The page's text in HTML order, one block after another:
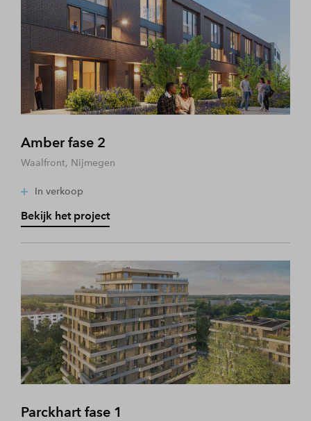
Amber fase 2
Waalfront, Nijmegen
In verkoop
Bekijk het project
Parckhart fase 1